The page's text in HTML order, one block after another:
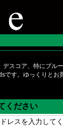
スコア、特にブル
です。ゆっくりとお
ください